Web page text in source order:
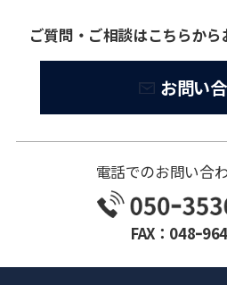
ご質問・ご相談はこちらか
お問い
電話でのお問い合
FAX：048ｰ